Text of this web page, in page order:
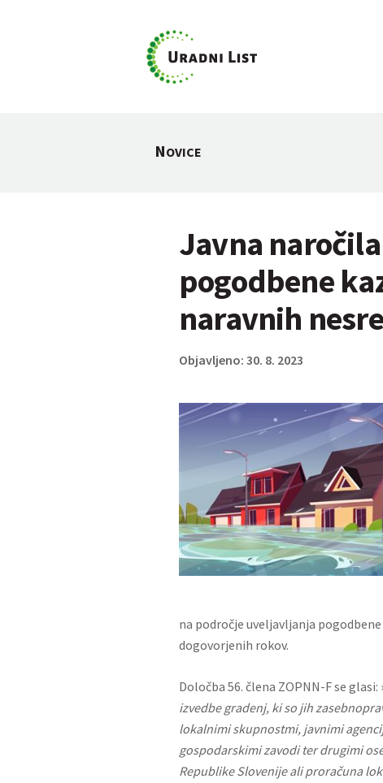
NOVICE
Javna
pogodbene
naravnih
Objavljeno: 30. 8. 2023
na področje uveljavljanja
dogovorjenih rokov.
Določba 56. člena ZOPNN-F se glasi:
izvedbe gradenj, ki so jih
lokalnimi skupnostmi, javnimi
gospodarskimi zavodi ter drugimi
Republike Slovenije ali proračuna